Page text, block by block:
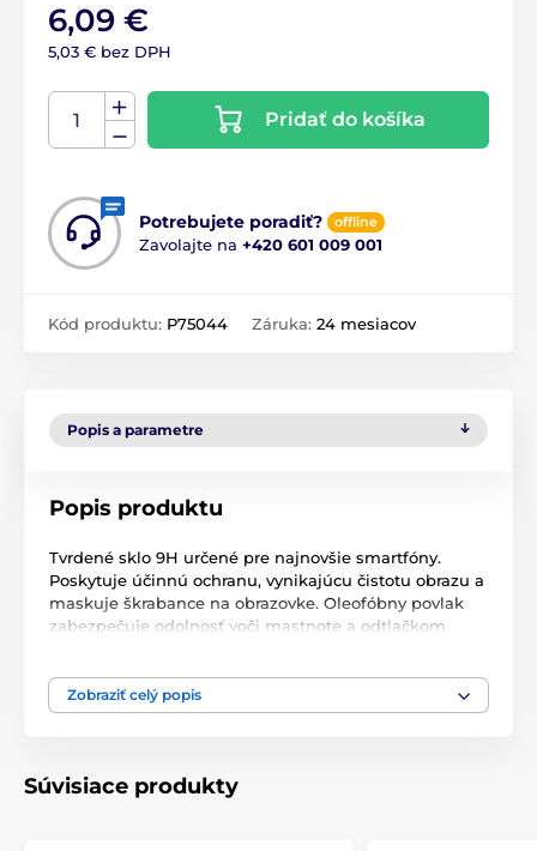
6,09 €
5,03 € bez DPH
Pridať do košíka
Potrebujete poradiť? offline
Zavolajte na +420 601 009 001
Kód produktu: P75044 Záruka: 24 mesiacov
Popis a parametre
Popis produktu
Tvrdené sklo 9H určené pre najnovšie smartfóny.
Poskytuje účinnú ochranu, vynikajúcu čistotu obrazu a
maskuje škrabance na obrazovke. Oleofóbny povlak
zabezpečuje odolnosť voči mastnote a odtlačkom
Sklo je tenké a robustné - má hrúbku menej ako 0,3
mm a nezhrubne váš telefón. Vynikajúca priľnavosť
inštalácia vďaka priloženej súprave. Sklo dokonale
prilieha k obrazovke a nezanecháva žiadne vzduchové
Zobraziť celý popis
Súvisiace produkty